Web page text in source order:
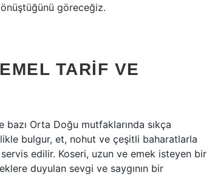
göreceğiz.
TARIF VE
Orta Doğu mutfaklarında sıkça
bulgur, et, nohut ve çeşitli baharatlarla
edilir. Koseri, uzun ve emek isteyen bir
duyulan sevgi ve saygının bir